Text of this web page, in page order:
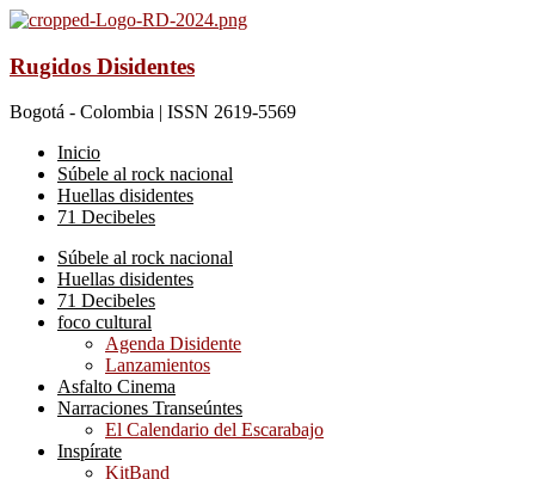
Rugidos Disidentes
Bogotá - Colombia | ISSN 2619-5569
Inicio
Súbele al rock nacional
Huellas disidentes
71 Decibeles
Súbele al rock nacional
Huellas disidentes
71 Decibeles
foco cultural
Agenda Disidente
Lanzamientos
Asfalto Cinema
Narraciones Transeúntes
El Calendario del Escarabajo
Inspírate
KitBand